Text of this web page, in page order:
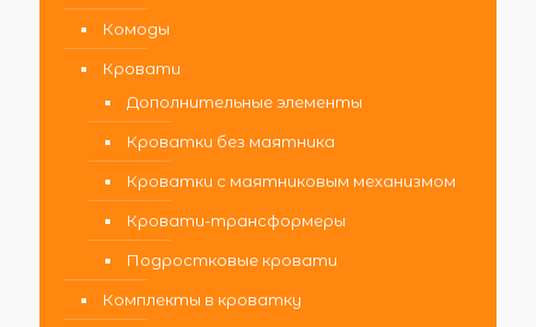
Комоды
Кровати
Дополнительные элементы
Кроватки без маятника
Кроватки с маятниковым механизмом
Кровати-трансформеры
Подростковые кровати
Комплекты в кроватку